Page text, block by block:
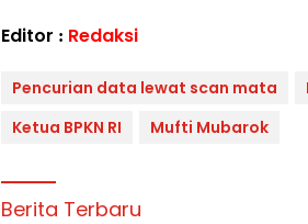
Editor : Redaksi
Pencurian data lewat scan mata
Ketua BPKN RI
Mufti Mubarok
Berita Terbaru